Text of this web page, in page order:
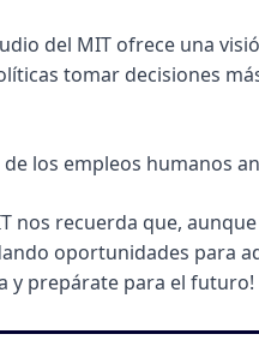
del MIT ofrece una
tomar decisiones
de los empleos humanos
nos recuerda que,
oportunidades para
y prepárate para el futuro!